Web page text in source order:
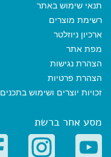
תנאי שימוש באתר
רשימת מוצרים
ארכיון ניוזלטר
מפת אתר
הצהרת נגישות
הצהרת פרטיות
זכויות יוצרים ושימוש בתכנים
מסע אחר ברשת